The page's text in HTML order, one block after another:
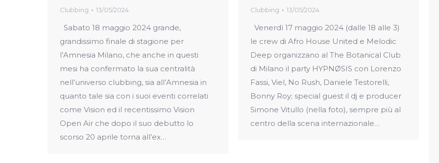
Clubbing 13/05/2024
Sabato 18 maggio 2024 grande,
grandissimo finale di stagione per
l’Amnesia Milano, che anche in questi
mesi ha confermato la sua centralità
nell’universo clubbing, sia all’Amnesia in
quanto tale sia con i suoi eventi correlati
come Vision ed il recentissimo Vision
Open Air che dopo il suo debutto lo
scorso 20 aprile torna all’ex…
Clubbing 13/05/2024
Venerdì 17 maggio 2024 (dalle 18 alle 3)
le crew di Afro House United e Melodic
Deep organizzano al The Botanical Club
di Milano il party HYPNØSIS con Lorenzo
Fassi, Viel, No Rush, Daniele Testorelli,
Bonny Roy; special guest il dj e producer
Simone Vitullo (nella foto), sempre più al
centro della scena internazionale…